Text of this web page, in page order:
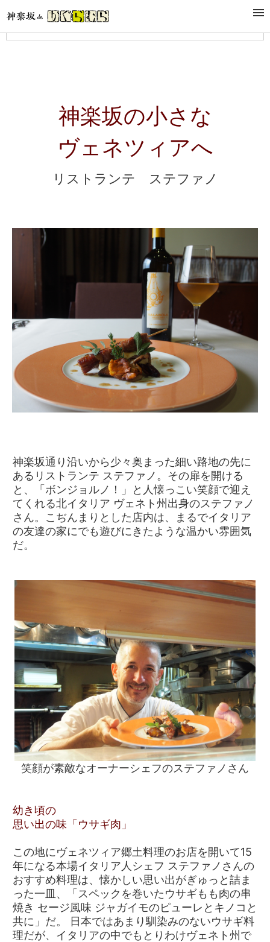
神楽坂の小さな
ヴェネツィアへ
リストランテ ステファノ
神楽坂通り沿いから少々奥まった細い路地の先に
あるリストランテ ステファノ。その扉を開ける
と、「ボンジョルノ！」と人懐っこい笑顔で迎え
てくれる北イタリア ヴェネト州出身のステファノ
さん。こぢんまりとした店内は、まるでイタリア
の友達の家にでも遊びにきたような温かい雰囲気
だ。
笑顔が素敵なオーナーシェフのステファノさん
幼き頃の
思い出の味「ウサギ肉」
この地にヴェネツィア郷土料理のお店を開いて15
年になる本場イタリア人シェフ ステファノさんの
おすすめ料理は、懐かしい思い出がぎゅっと詰ま
った一皿、「スペックを巻いたウサギもも肉の串
焼き セージ風味 ジャガイモのピューレとキノコと
共に」だ。 日本ではあまり馴染みのないウサギ料
理だが、イタリアの中でもとりわけヴェネト州で